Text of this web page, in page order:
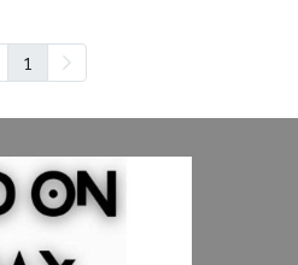
1